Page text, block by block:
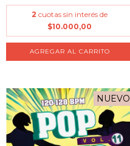
2 cuotas sin interés de
$10.000,00
NUEVO